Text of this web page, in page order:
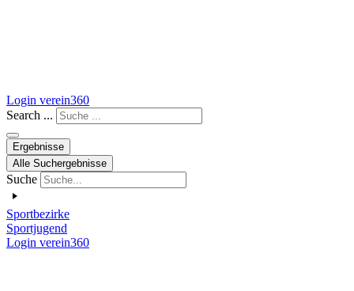
Login verein360
Search ...
Ergebnisse
Alle Suchergebnisse
Suche
Sportbezirke
Sportjugend
Login verein360